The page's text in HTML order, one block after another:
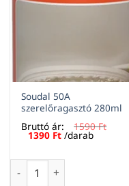
Soudal 50A
szerelőragasztó 280ml
Bruttó ár:
1590Ft
Original
price
1590 Ft.
1390 FtCurrent
price
1390 Ft.
/darab
Soudal 50A